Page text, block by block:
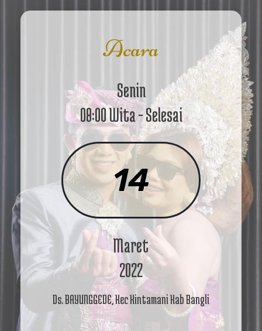
Acara
Senin
08:00 Wita - Selesai
14
Maret
2022
Ds. BAYUNGGEDE, Kec Kintamani Kab Bangli